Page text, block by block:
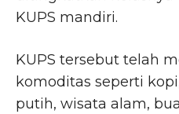
KUPS mandiri.
KUPS tersebut telah
komoditas seperti
putih, wisata alam,